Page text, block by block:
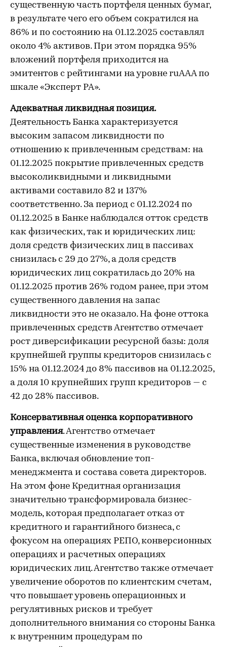
существенную часть портфеля ценных бумаг,
в результате чего его объем сократился на
86% и по состоянию на 01.12.2025 составлял
около 4% активов. При этом порядка 95%
вложений портфеля приходится на
эмитентов с рейтингами на уровне ruААA по
шкале «Эксперт РА».
Адекватная ликвидная позиция.
Деятельность Банка характеризуется
высоким запасом ликвидности по
отношению к привлеченным средствам: на
01.12.2025 покрытие привлеченных средств
высоколиквидными и ликвидными
активами составило 82 и 137%
соответственно. За период с 01.12.2024 по
01.12.2025 в Банке наблюдался отток средств
как физических, так и юридических лиц:
доля средств физических лиц в пассивах
снизилась с 29 до 27%, а доля средств
юридических лиц сократилась до 20% на
01.12.2025 против 26% годом ранее, при этом
существенного давления на запас
ликвидности это не оказало. На фоне оттока
привлеченных средств Агентство отмечает
рост диверсификации ресурсной базы: доля
крупнейшей группы кредиторов снизилась с
15% на 01.12.2024 до 8% пассивов на 01.12.2025,
а доля 10 крупнейших групп кредиторов — с
42 до 28% пассивов.
Консервативная оценка корпоративного
управления. Агентство отмечает
существенные изменения в руководстве
Банка, включая обновление топ-
менеджмента и состава совета директоров.
На этом фоне Кредитная организация
значительно трансформировала бизнес-
модель, которая предполагает отказ от
кредитного и гарантийного бизнеса, с
фокусом на операциях РЕПО, конверсионных
операциях и расчетных операциях
юридических лиц. Агентство также отмечает
увеличение оборотов по клиентским счетам,
что повышает уровень операционных и
регулятивных рисков и требует
дополнительного внимания со стороны Банка
к внутренним процедурам по